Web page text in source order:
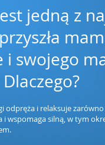
jedną z
i swojego
odpręża i relaksuje zarówno
i wspomaga silną, w tym